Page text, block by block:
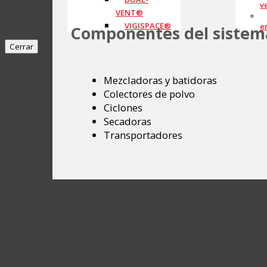
VENT®
VIGISPACE®
Cerrar
Componentes del
Mezcladoras y batidoras
Colectores de polvo
Ciclones
Secadoras
Transportadores